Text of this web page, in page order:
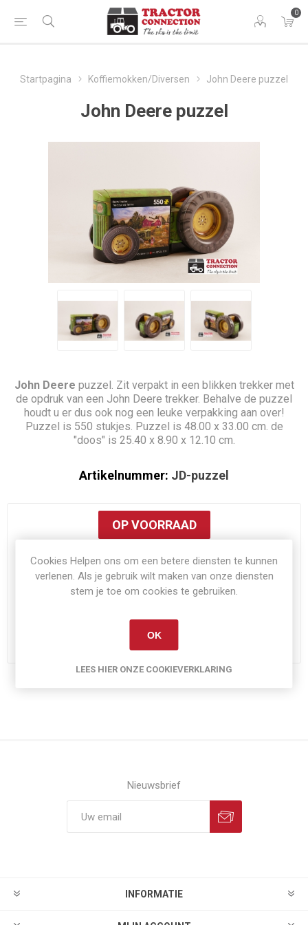
0
Startpagina Koffiemokken/Diversen John Deere puzzel
John Deere puzzel
John Deere puzzel. Zit verpakt in een blikken trekker met
de opdruk van een John Deere trekker. Behalve de puzzel
houdt u er dus ook nog een leuke verpakking aan over!
Puzzel is 550 stukjes. Puzzel is 48.00 x 33.00 cm. de
"doos" is 25.40 x 8.90 x 12.10 cm.
Artikelnummer: JD-puzzel
OP VOORRAAD
€39,95
Exclusiefverzenden
BESTEL NU!
Nieuwsbrief
INFORMATIE
Cookies Helpen ons om een betere diensten te kunnen
verlenen. Als je gebruik wilt maken van onze diensten
stem je toe om cookies te gebruiken.
OK
LEES HIER ONZE COOKIEVERKLARING